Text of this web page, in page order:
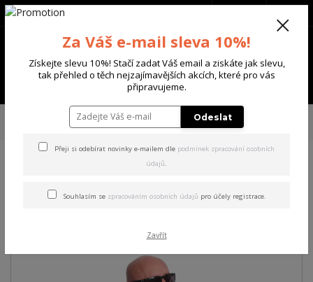
Menu
+420 702 136 620
TRIKA & TÍLKA
Yakuza pánské tričko Nailed Regular T-
Regular T-Shirt black M
Za Váš e-mail sleva 10%!
Získejte slevu 10%! Stačí zadat Váš email a ziskáte jak slevu,
tak přehled o těch nejzajímavějších akcích, které pro vás
připravujeme.
Odeslat
Přeji si odebírat novinky e-mailem dle podmínek zpracování osobních
údajů.
Souhlasím se zpracováním osobních údajů pro účely registrace.
Zavřít